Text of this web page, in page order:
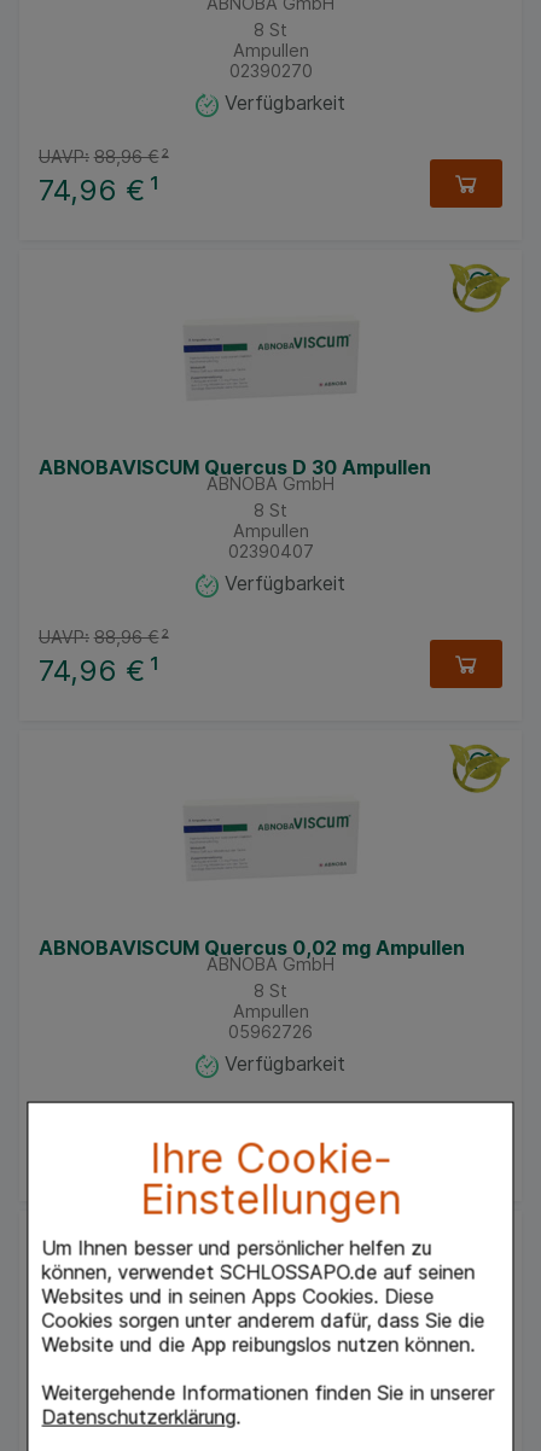
Ihre Cookie-
Einstellungen
Um Ihnen besser und persönlicher helfen zu
können, verwendet SCHLOSSAPO.de auf seinen
Websites und in seinen Apps Cookies. Diese
Cookies sorgen unter anderem dafür, dass Sie die
Website und die App reibungslos nutzen können.
Weitergehende Informationen finden Sie in unserer
Datenschutzerklärung.
8 St
Ampullen
02390270
Verfügbarkeit
74,96 € ¹
UAVP: 88,96 €²
ABNOBAVISCUM Quercus D 30 Ampullen
ABNOBA GmbH
8 St
Ampullen
02390407
Verfügbarkeit
74,96 € ¹
UAVP: 88,96 €²
ABNOBAVISCUM Quercus 0,02 mg Ampullen
ABNOBA GmbH
8 St
Ampullen
05962726
Verfügbarkeit
¹
ABNOBAVISCUM Pini 2 mg Ampullen